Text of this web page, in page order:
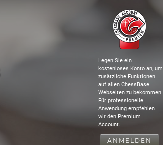
Legen Sie ein
kostenloses Konto an, um
zusätzliche Funktionen
auf allen ChessBase
Webseiten zu bekommen.
Für professionelle
Anwendung empfehlen
wir den Premium
Account.
ANMELDEN